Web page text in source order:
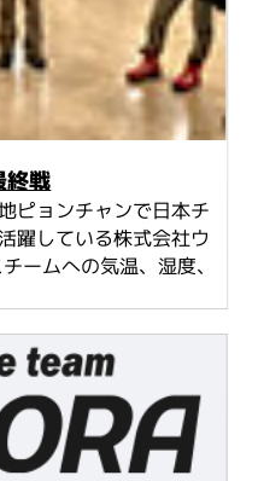
終戦
ピョンチャンで日本チ
躍している株式会社ウ
ームへの気温、湿度、